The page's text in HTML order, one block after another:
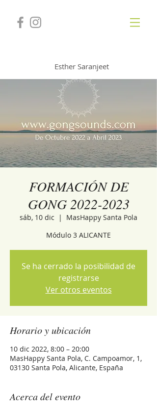
Esther Saranjeet
FORMACIÓN DE
GONG 2022-2023
sáb, 10 dic
  |
MasHappy Santa Pola
Módulo 3 ALICANTE
Se ha cerrado la posibilidad de
registrarse
Ver otros eventos
Horario y ubicación
10 dic 2022, 8:00 – 20:00
MasHappy Santa Pola, C. Campoamor, 1,
03130 Santa Pola, Alicante, España
Acerca del evento